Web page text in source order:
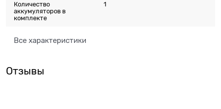
Количество
аккумуляторов в
комплекте
1
Все характеристики
Отзывы